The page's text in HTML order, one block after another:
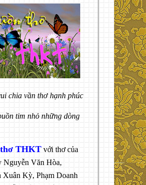
chia vần thơ hạnh phúc
tim nhỏ những dòng
THKT với thơ của
Nguyễn Văn Hòa,
Xuân Kỳ, Phạm Doanh